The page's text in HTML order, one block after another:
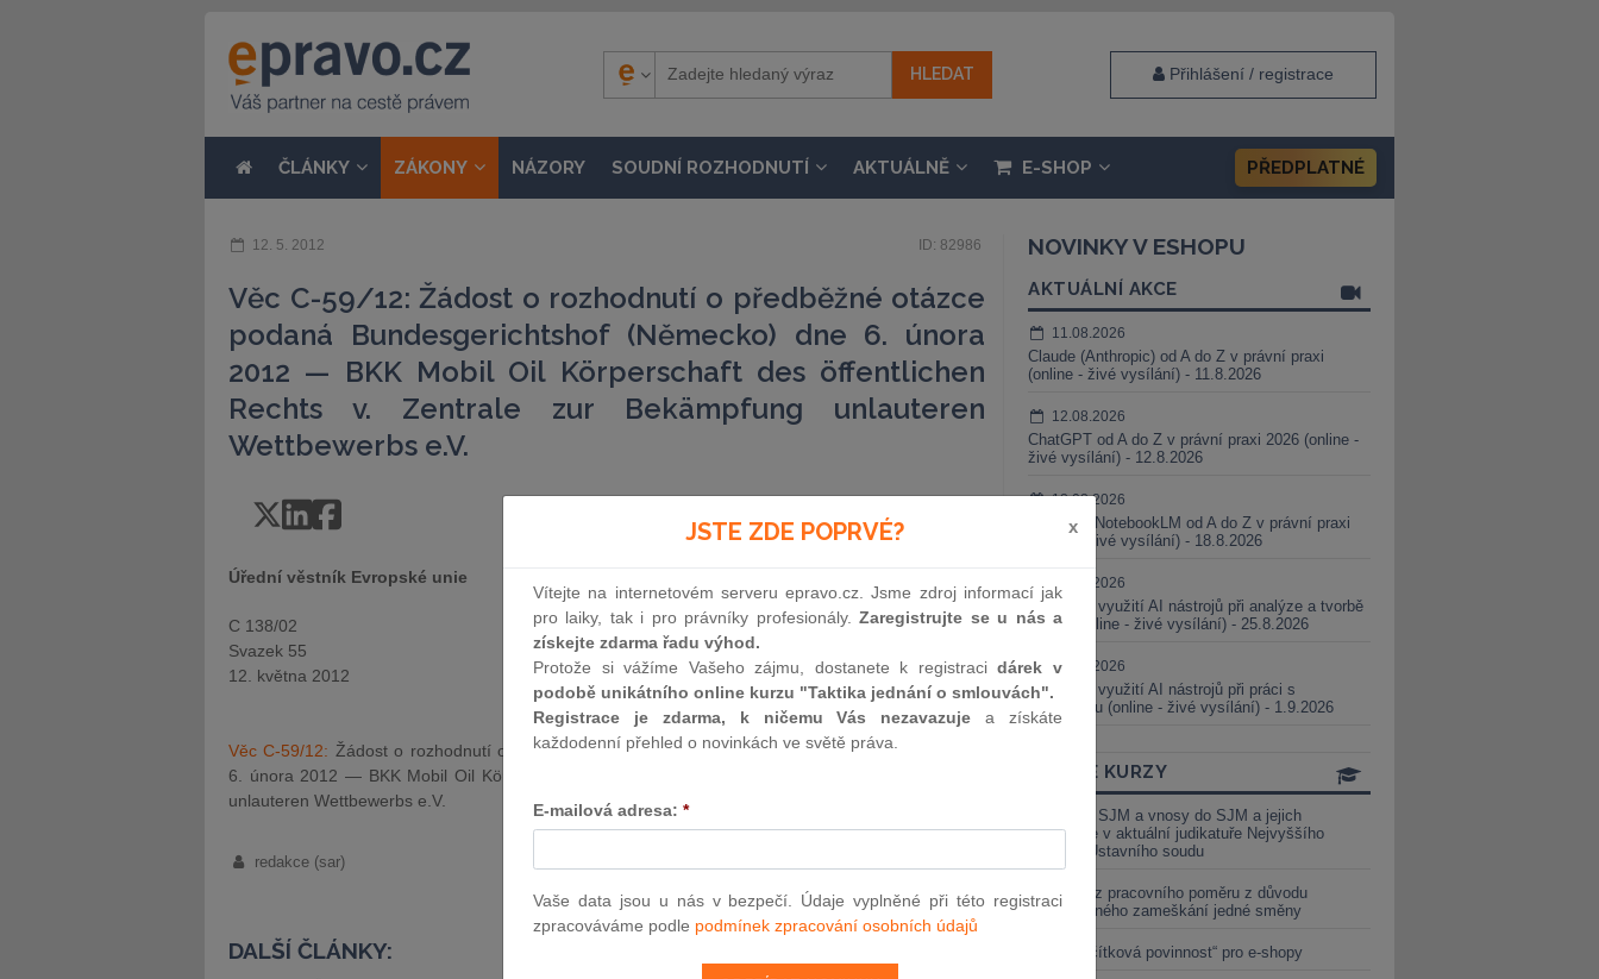
Přihlášení / registrace
ČLÁNKY ZÁKONY NÁZORY SOUDNÍ ROZHODNUTÍ AKTUÁLNĚ E-SHOP PŘEDPLATNÉ
12. 5. 2012 ID: 82986
Věc C-59/12: Žádost o rozhodnutí o předběžné otázce
podaná Bundesgerichtshof (Německo) dne 6. února
2012 — BKK Mobil Oil Körperschaft des öffentlichen
Rechts v. Zentrale zur Bekämpfung unlauteren
Wettbewerbs e.V.
Úřední věstník Evropské unie
C 138/02
Svazek 55
12. května 2012
Věc C-59/12: Žádost o rozhodnutí o předběžné otázce podaná Bundesgerichtshof (Německo) dne
6. února 2012 — BKK Mobil Oil Körperschaft des öffentlichen Rechts v. Zentrale zur Bekämpfung
unlauteren Wettbewerbs e.V.
redakce (sar)
DALŠÍ ČLÁNKY:
NOVINKY V ESHOPU
AKTUÁLNÍ AKCE
11.08.2026
Claude (Anthropic) od A do Z v právní praxi
(online - živé vysílání) - 11.8.2026
12.08.2026
ChatGPT od A do Z v právní praxi 2026 (online -
živé vysílání) - 12.8.2026
18.08.2026
Gemini a NotebookLM od A do Z v právní praxi
(online - živé vysílání) - 18.8.2026
25.08.2026
Praktické využití AI nástrojů při analýze a tvorbě
smluv (online - živé vysílání) - 25.8.2026
01.09.2026
Praktické využití AI nástrojů při práci s
judikaturou (online - živé vysílání) - 1.9.2026
ONLINE KURZY
Vnosy ze SJM a vnosy do SJM a jejich
valorizace v aktuální judikatuře Nejvyššího
soudu a Ústavního soudu
Výpověď z pracovního poměru z důvodu
neomluveného zameškání jedné směny
Nová „tlačítková povinnost“ pro e-shopy
JSTE ZDE POPRVÉ? x
Vítejte na internetovém serveru epravo.cz. Jsme zdroj informací jak
pro laiky, tak i pro právníky profesionály.Zaregistrujte se u nás a
získejte zdarma řadu výhod.
Protože si vážíme Vašeho zájmu, dostanete k registracidárek v
podobě unikátního online kurzu "Taktika jednání o smlouvách".
Registrace je zdarma, k ničemu Vás nezavazuje a získáte
každodenní přehled o novinkách ve světě práva.
E-mailová adresa: *
Vaše data jsou u nás v bezpečí. Údaje vyplněné při této registraci
zpracováváme podle podmínek zpracování osobních údajů